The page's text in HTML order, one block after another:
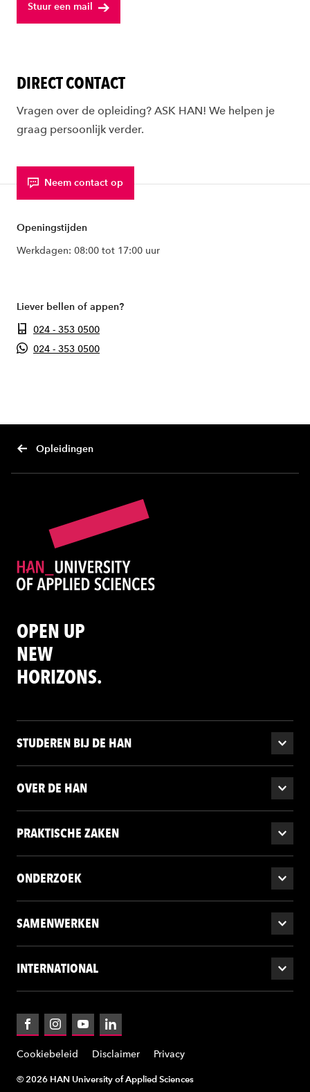
Stuur een mail
DIRECT CONTACT
Vragen over de opleiding? ASK HAN! We helpen je
graag persoonlijk verder.
Neem contact op
Openingstijden
Werkdagen: 08:00 tot 17:00 uur
Liever bellen of appen?
024 - 353 0500
024 - 353 0500
Opleidingen
OPEN UP
NEW
HORIZONS.
STUDEREN BIJ DE HAN
OVER DE HAN
PRAKTISCHE ZAKEN
ONDERZOEK
SAMENWERKEN
INTERNATIONAL
FacebookInstagramYouTubeLinkedIn
Cookiebeleid Disclaimer Privacy
© 2026 HAN University of Applied Sciences